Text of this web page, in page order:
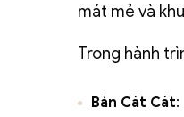
mát mẻ và
Trong hành
Bản Cát Cát: